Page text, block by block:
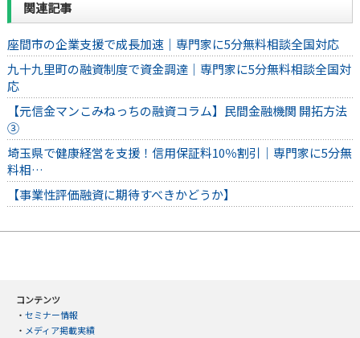
関連記事
座間市の企業支援で成長加速｜専門家に5分無料相談全国対応
九十九里町の融資制度で資金調達｜専門家に5分無料相談全国対
応
【元信金マンこみねっちの融資コラム】民間金融機関 開拓方法
③
埼玉県で健康経営を支援！信用保証料10％割引｜専門家に5分無
料相…
【事業性評価融資に期待すべきかどうか】
コンテンツ
・ セミナー情報
・ メディア掲載実績